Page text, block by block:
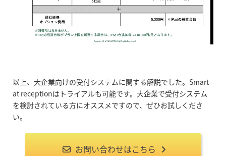
以上、大企業向けの受付システムに関する解説でした。Smart
at receptionはトライアルも可能です。大企業で受付システム
を検討されている方にオススメですので、ぜひお試しくださ
い。
お問い合わせはこちら